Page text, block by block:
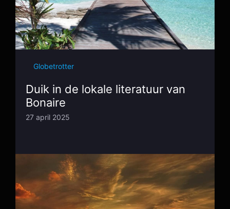
Globetrotter
Duik in de lokale literatuur van
Bonaire
27 april 2025